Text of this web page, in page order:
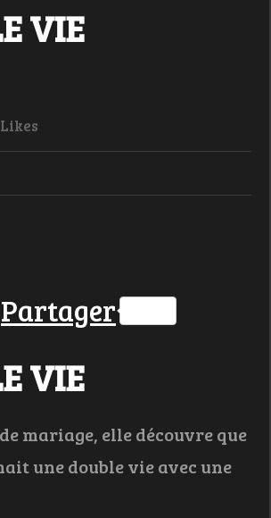
VIE
WhatsApp
Partager
VIE
mariage, elle découvre que
une double vie avec une